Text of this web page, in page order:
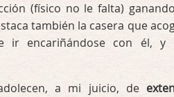
(físico no le falta)
también la casera que
ir encariñándose con él, y
a mi juicio, de